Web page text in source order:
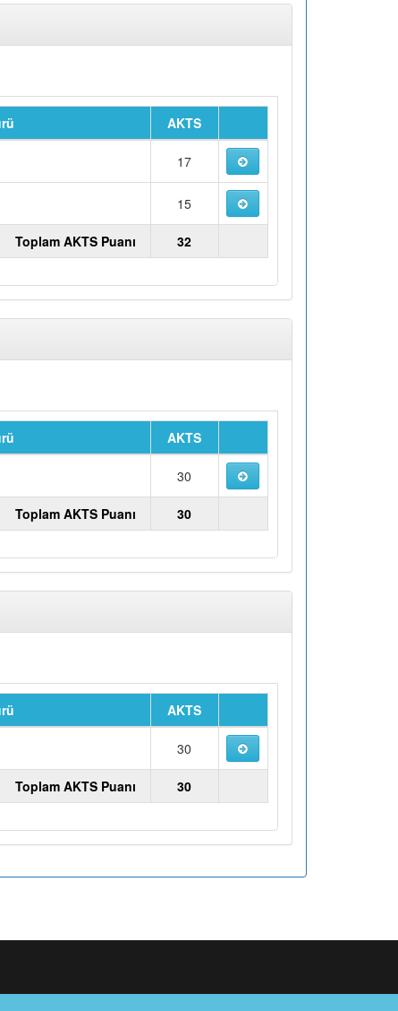
AKTS
17
15
Toplam AKTS Puanı 32
AKTS
30
Toplam AKTS Puanı 30
AKTS
30
Toplam AKTS Puanı 30